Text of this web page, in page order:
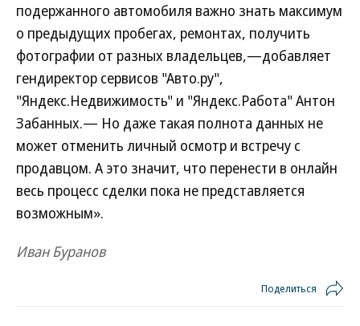
подержанного автомобиля важно знать максимум
о предыдущих пробегах, ремонтах, получить
фотографии от разных владельцев,—добавляет
гендиректор сервисов "Авто.ру",
"Яндекс.Недвижимость" и "Яндекс.Работа" Антон
Забанных.— Но даже такая полнота данных не
может отменить личный осмотр и встречу с
продавцом. А это значит, что перенести в онлайн
весь процесс сделки пока не представляется
возможным».
Иван Буранов
Поделиться